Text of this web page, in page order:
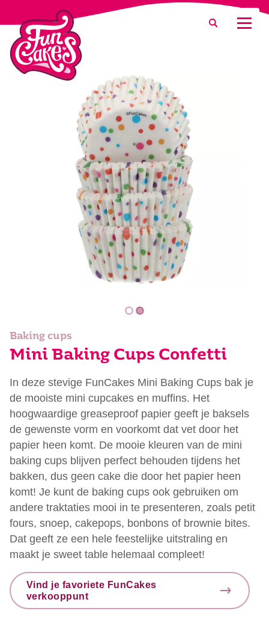
Waar ben je naar op zoek?
Zoeken
Baking cups
Mini Baking Cups Confetti
In deze stevige FunCakes Mini Baking Cups bak je
de mooiste mini cupcakes en muffins. Het
hoogwaardige greaseproof papier geeft je baksels
de gewenste vorm en voorkomt dat vet door het
papier heen komt. De mooie kleuren van de mini
baking cups blijven perfect behouden tijdens het
bakken, dus geen cake die door het papier heen
komt! Je kunt de baking cups ook gebruiken om
andere traktaties mooi in te presenteren, zoals petit
fours, snoep, cakepops, bonbons of brownie bites.
Dat geeft ze een hele feestelijke uitstraling en
maakt je sweet table helemaal compleet!
Vind je favoriete FunCakes
verkooppunt